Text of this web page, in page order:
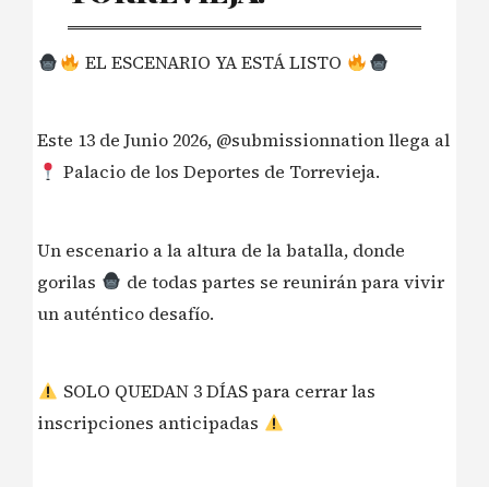
EL ESCENARIO YA ESTÁ LISTO
Este 13 de Junio 2026, @submissionnation llega al
Palacio de los Deportes de Torrevieja.
Un escenario a la altura de la batalla, donde
gorilas
de todas partes se reunirán para vivir
un auténtico desafío.
SOLO QUEDAN 3 DÍAS para cerrar las
inscripciones anticipadas